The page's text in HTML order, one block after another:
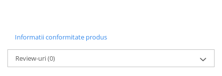
Informatii conformitate produs
Review-uri(0)